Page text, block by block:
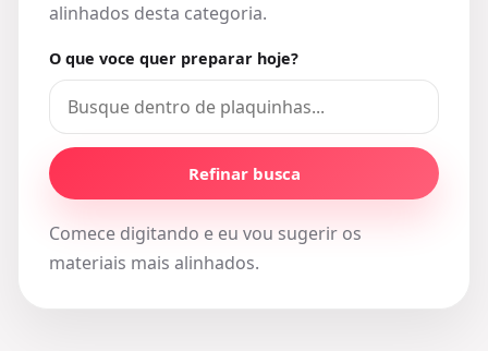
alinhados desta categoria.
O que voce quer preparar hoje?
Refinar busca
Comece digitando e eu vou sugerir os
materiais mais alinhados.